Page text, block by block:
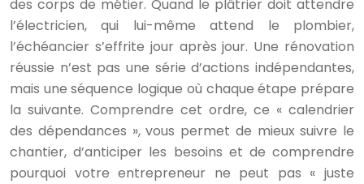
des corps de métier. Quand le plâtrier doit attendre
l’électricien, qui lui-même attend le plombier,
l’échéancier s’effrite jour après jour. Une rénovation
réussie n’est pas une série d’actions indépendantes,
mais une séquence logique où chaque étape prépare
la suivante. Comprendre cet ordre, ce « calendrier
des dépendances », vous permet de mieux suivre le
chantier, d’anticiper les besoins et de comprendre
pourquoi votre entrepreneur ne peut pas « juste